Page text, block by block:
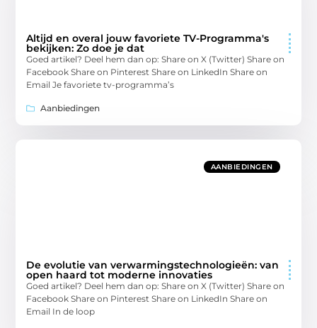
Altijd en overal jouw favoriete TV-Programma's
bekijken: Zo doe je dat
Goed artikel? Deel hem dan op: Share on X (Twitter) Share on
Facebook Share on Pinterest Share on LinkedIn Share on
Email Je favoriete tv-programma’s
Aanbiedingen
AANBIEDINGEN
De evolutie van verwarmingstechnologieën: van
open haard tot moderne innovaties
Goed artikel? Deel hem dan op: Share on X (Twitter) Share on
Facebook Share on Pinterest Share on LinkedIn Share on
Email In de loop